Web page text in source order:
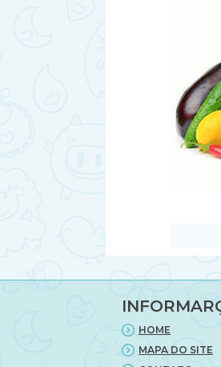
HOME
MAPA DO SITE